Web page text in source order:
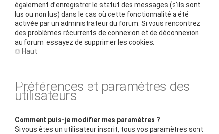
également d’enregistrer le statut des messages (s’ils sont
lus ou non lus) dans le cas où cette fonctionnalité a été
activée par un administrateur du forum. Si vous rencontrez
des problèmes récurrents de connexion et de déconnexion
au forum, essayez de supprimer les cookies.
Haut
Préférences et paramètres des
utilisateurs
Comment puis-je modifier mes paramètres ?
Si vous êtes un utilisateur inscrit, tous vos paramètres sont